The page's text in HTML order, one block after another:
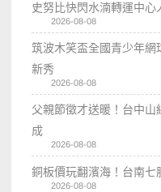
史努比快閃水湳轉運中
2026-08-08
筑波木笑盃全國青少年
新秀
2026-08-08
父親節徵才送暖！台中
成
2026-08-08
銅板價玩翻濱海！台南
2026-08-08